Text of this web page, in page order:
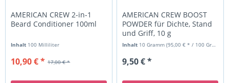
AMERICAN CREW 2-in-1
Beard Conditioner 100ml
Inhalt 100 Milliliter
17,00 € *
10,90 € *
AMERICAN CREW BOOST
POWDER für Dichte, Stand
und Griff, 10 g
Inhalt 10 Gramm(95,00 € * / 100 Gramm)
9,50 € *